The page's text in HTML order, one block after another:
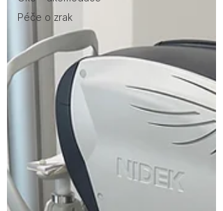
Péče o zrak